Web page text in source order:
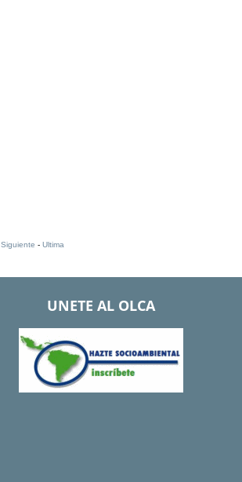
Siguiente - Ultima
UNETE AL OLCA